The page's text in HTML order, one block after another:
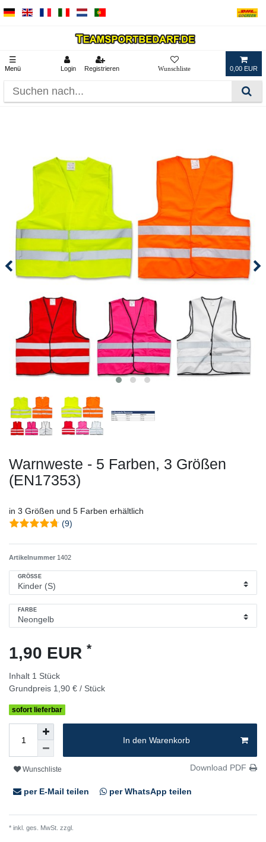
☰
Menü Login Registrieren 0,00 EUR
Warnweste - 5 Farben, 3 Größen
(EN17353)
in 3 Größen und 5 Farben erhältlich
(9)
Artikelnummer 1402
GRÖSSE
FARBE
1,90 EUR *
Inhalt 1 Stück
Grundpreis 1,90 € / Stück
sofort lieferbar
In den Warenkorb
Wunschliste Download PDF
per E-Mail teilen per WhatsApp teilen
* inkl. ges. MwSt. zzgl.